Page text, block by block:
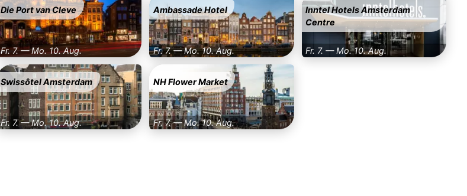
Die Port van Cleve
Fr. 7. — Mo. 10. Aug.
Ambassade Hotel
Fr. 7. — Mo. 10. Aug.
Inntel Hotels Amsterdam
Centre
Fr. 7. — Mo. 10. Aug.
Swissôtel Amsterdam
Fr. 7. — Mo. 10. Aug.
NH Flower Market
Fr. 7. — Mo. 10. Aug.